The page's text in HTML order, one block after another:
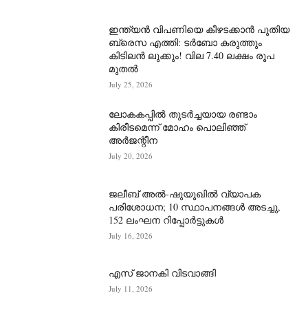
ഇന്ത്യൻ വിപണിയെ കീഴടക്കാന്‍ പുതിയ
ബ്രെസ എത്തി: ടർബോ കരുത്തും
കിടിലൻ ലുക്കും! വില 7.40 ലക്ഷം രൂപ
മുതൽ
July 25, 2026
ലോകകപ്പിൽ തുടർച്ചയായ രണ്ടാം
കിരീടമെന്ന് മോഹം പൊലിഞ്ഞ്
അർ‍ജന്റീന
July 20, 2026
ജലീബ് അൽ-ഷുയൂഖിൽ വ്യാപക
പരിശോധന; 10 സ്ഥാപനങ്ങൾ അടച്ചു,
152 ലംഘന റിപ്പോർട്ടുകൾ
July 16, 2026
എസ് ജാനകി വിടവാങ്ങി
July 11, 2026